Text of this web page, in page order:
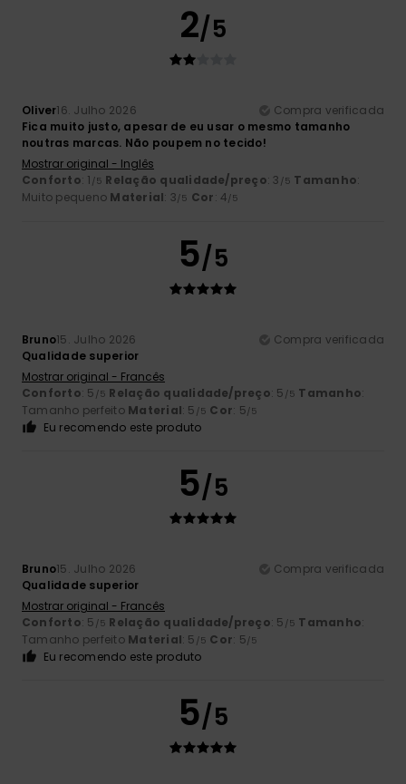
2/5
Oliver16. Julho 2026
Compra verificada
Fica muito justo, apesar de eu usar o mesmo tamanho
noutras marcas. Não poupem no tecido!
Mostrar original - Inglês
Conforto: 1 /5 Relação qualidade/preço: 3 /5 Tamanho:
Muito pequeno Material: 3/5 Cor: 4/5
5/5
Bruno15. Julho 2026
Compra verificada
Qualidade superior
Mostrar original - Francês
Conforto: 5 /5 Relação qualidade/preço: 5 /5 Tamanho:
Tamanho perfeito Material: 5 /5 Cor: 5/5
Eu recomendo este produto
5/5
Bruno15. Julho 2026
Compra verificada
Qualidade superior
Mostrar original - Francês
Conforto: 5 /5 Relação qualidade/preço: 5 /5 Tamanho:
Tamanho perfeito Material: 5 /5 Cor: 5/5
Eu recomendo este produto
5/5